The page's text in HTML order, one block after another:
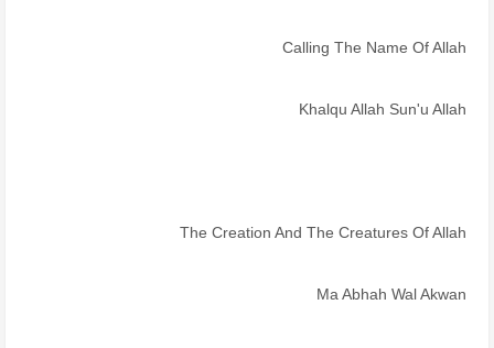
Calling The Name Of Allah
Khalqu Allah Sun'u Allah
The Creation And The Creatures Of Allah
Ma Abhah Wal Akwan